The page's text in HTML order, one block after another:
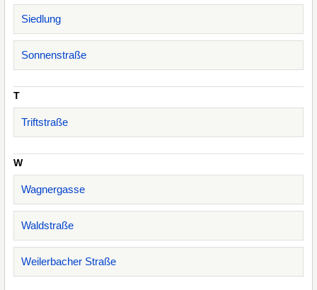
Siedlung
Sonnenstraße
T
Triftstraße
W
Wagnergasse
Waldstraße
Weilerbacher Straße